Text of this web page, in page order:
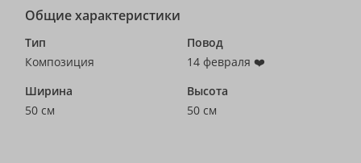
Общие характеристики
Тип
Композиция
Повод
14 февраля ❤️
Ширина
50 см
Высота
50 см